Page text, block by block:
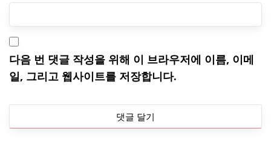
다음 번 댓글 작성을 위해 이 브라우저에 이름, 이메
일, 그리고 웹사이트를 저장합니다.